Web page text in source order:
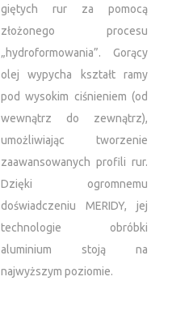
giętych rur za pomocą
złożonego procesu
„hydroformowania”. Gorący
olej wypycha kształt ramy
pod wysokim ciśnieniem (od
wewnątrz do zewnątrz),
umożliwiając tworzenie
zaawansowanych profili rur.
Dzięki ogromnemu
doświadczeniu MERIDY, jej
technologie obróbki
aluminium stoją na
najwyższym poziomie.